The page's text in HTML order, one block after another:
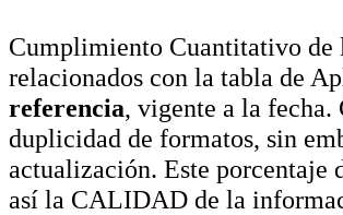
Cumplimiento Cuantitativo de
relacionados con la tabla de
referencia, vigente a la fecha.
duplicidad de formatos, sin
actualización. Este porcentaje
así la CALIDAD de la